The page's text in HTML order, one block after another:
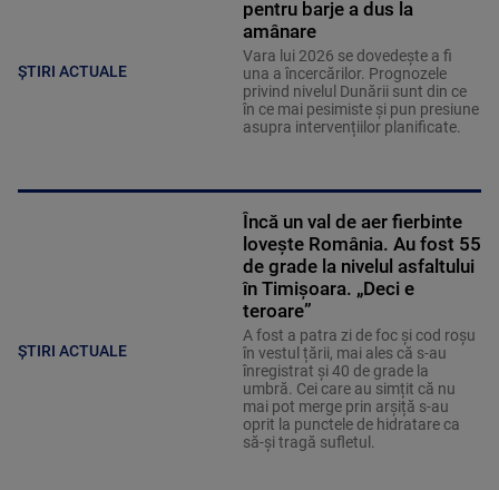
ȘTIRI ACTUALE
pentru barje a dus la
amânare
Vara lui 2026 se dovedește a fi
una a încercărilor. Prognozele
privind nivelul Dunării sunt din ce
în ce mai pesimiste și pun presiune
asupra intervențiilor planificate.
ȘTIRI ACTUALE
Încă un val de aer fierbinte
lovește România. Au fost 55
de grade la nivelul asfaltului
în Timișoara. „Deci e
teroare”
A fost a patra zi de foc și cod roșu
în vestul țării, mai ales că s-au
înregistrat și 40 de grade la
umbră. Cei care au simțit că nu
mai pot merge prin arșiță s-au
oprit la punctele de hidratare ca
să-și tragă sufletul.